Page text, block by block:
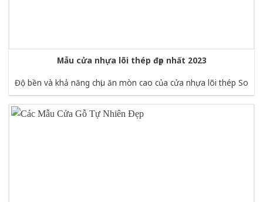
Mẫu cửa nhựa lõi thép đẹp nhất 2023
Độ bền và khả năng chịu ăn mòn cao của cửa nhựa lõi thép So